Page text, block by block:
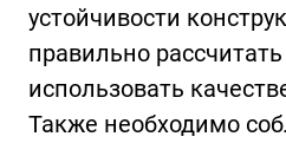
устойчивости
правильно
использовать
Также необходимо